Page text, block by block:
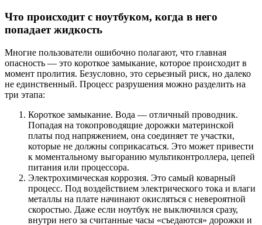
Что происходит с ноутбуком, когда в него
попадает жидкость
Многие пользователи ошибочно полагают, что главная
опасность — это короткое замыкание, которое происходит в
момент пролития. Безусловно, это серьезный риск, но далеко
не единственный. Процесс разрушения можно разделить на
три этапа:
Короткое замыкание. Вода — отличный проводник.
Попадая на токопроводящие дорожки материнской
платы под напряжением, она соединяет те участки,
которые не должны соприкасаться. Это может привести
к моментальному выгоранию мультиконтроллера, цепей
питания или процессора.
Электрохимическая коррозия. Это самый коварный
процесс. Под воздействием электрического тока и влаги
металлы на плате начинают окисляться с невероятной
скоростью. Даже если ноутбук не выключился сразу,
внутри него за считанные часы «съедаются» дорожки и